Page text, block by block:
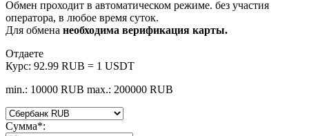
Обмен проходит в автоматическом режиме. без участия
оператора, в любое время суток.
Для обмена необходима верификация карты.
Отдаете
Курс: 92.99 RUB = 1 USDT
min.: 10000 RUB max.: 200000 RUB
Сумма*: